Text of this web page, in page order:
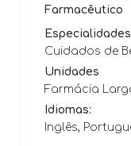
Farmacêutico
Cuidados de
Unidades
Farmácia
Idiomas:
Inglês,